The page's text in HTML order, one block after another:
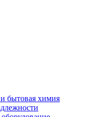
бытовая химия